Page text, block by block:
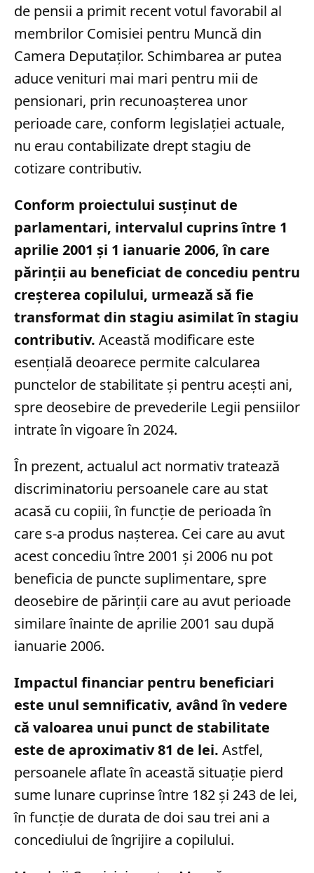
de pensii a primit recent votul favorabil al
membrilor Comisiei pentru Muncă din
Camera Deputaților. Schimbarea ar putea
aduce venituri mai mari pentru mii de
pensionari, prin recunoașterea unor
perioade care, conform legislației actuale,
nu erau contabilizate drept stagiu de
cotizare contributiv.
Conform proiectului susținut de
parlamentari, intervalul cuprins între 1
aprilie 2001 și 1 ianuarie 2006, în care
părinții au beneficiat de concediu pentru
creșterea copilului, urmează să fie
transformat din stagiu asimilat în stagiu
contributiv. Această modificare este
esențială deoarece permite calcularea
punctelor de stabilitate și pentru acești ani,
spre deosebire de prevederile Legii pensiilor
intrate în vigoare în 2024.
În prezent, actualul act normativ tratează
discriminatoriu persoanele care au stat
acasă cu copiii, în funcție de perioada în
care s-a produs nașterea. Cei care au avut
acest concediu între 2001 și 2006 nu pot
beneficia de puncte suplimentare, spre
deosebire de părinții care au avut perioade
similare înainte de aprilie 2001 sau după
ianuarie 2006.
Impactul financiar pentru beneficiari
este unul semnificativ, având în vedere
că valoarea unui punct de stabilitate
este de aproximativ 81 de lei. Astfel,
persoanele aflate în această situație pierd
sume lunare cuprinse între 182 și 243 de lei,
în funcție de durata de doi sau trei ani a
concediului de îngrijire a copilului.